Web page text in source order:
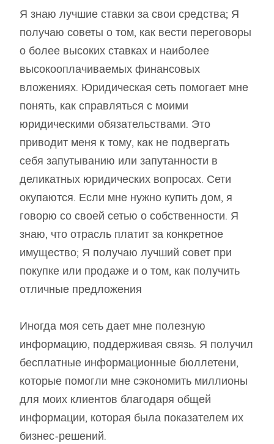
Я знаю лучшие ставки за свои средства; Я
получаю советы о том, как вести переговоры
о более высоких ставках и наиболее
высокооплачиваемых финансовых
вложениях. Юридическая сеть помогает мне
понять, как справляться с моими
юридическими обязательствами. Это
приводит меня к тому, как не подвергать
себя запутыванию или запутанности в
деликатных юридических вопросах. Сети
окупаются. Если мне нужно купить дом, я
говорю со своей сетью о собственности. Я
знаю, что отрасль платит за конкретное
имущество; Я получаю лучший совет при
покупке или продаже и о том, как получить
отличные предложения
Иногда моя сеть дает мне полезную
информацию, поддерживая связь. Я получил
бесплатные информационные бюллетени,
которые помогли мне сэкономить миллионы
для моих клиентов благодаря общей
информации, которая была показателем их
бизнес-решений.